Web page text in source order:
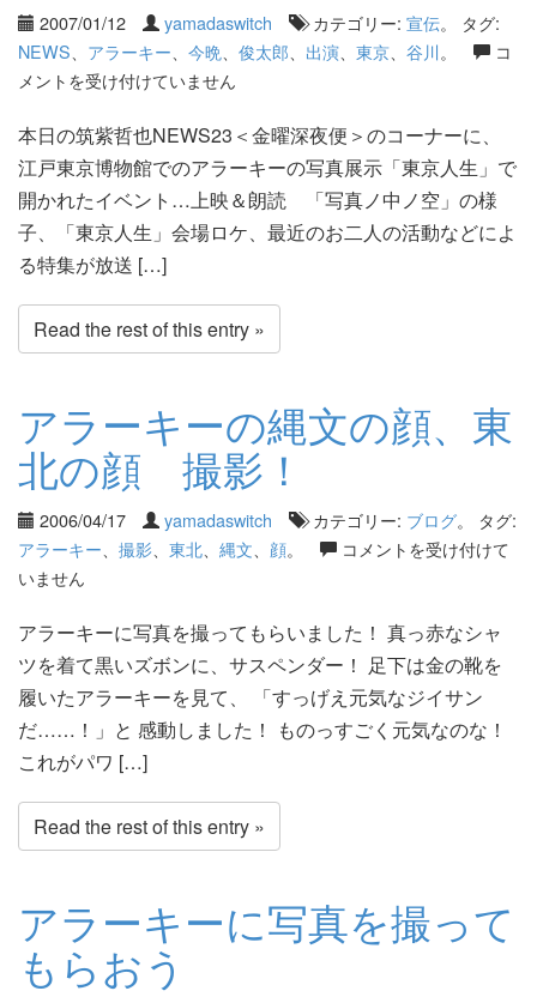
2007/01/12 yamadaswitch カテゴリー: 宣伝。 タグ:
NEWS
アラーキー 今晩 俊太郎 出演 東京 谷川。
コ
メントを受け付けていません
本日の筑紫哲也NEWS23＜金曜深夜便＞のコーナーに、
江戸東京博物館でのアラーキーの写真展示「東京人生」で
開かれたイベント…上映＆朗読 「写真ノ中ノ空」の様
子、「東京人生」会場ロケ、最近のお二人の活動などによ
る特集が放送 […]
Read the rest of this entry »
アラーキーの縄文の顔、東
北の顔 撮影！
2006/04/17 yamadaswitch カテゴリー: ブログ。 タグ:
アラーキー
撮影 東北 縄文 顔。
コメントを受け付けて
いません
アラーキーに写真を撮ってもらいました！ 真っ赤なシャ
ツを着て黒いズボンに、サスペンダー！ 足下は金の靴を
履いたアラーキーを見て、 「すっげえ元気なジイサン
だ……！」と 感動しました！ ものっすごく元気なのな！
これがパワ […]
Read the rest of this entry »
アラーキーに写真を撮って
もらおう